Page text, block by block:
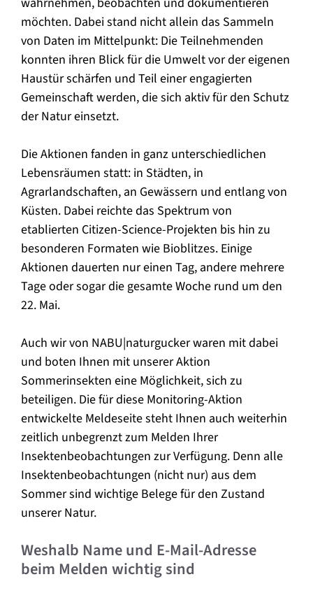
möchten. Dabei stand nicht allein das Sammeln
von Daten im Mittelpunkt: Die Teilnehmenden
konnten ihren Blick für die Umwelt vor der eigenen
Haustür schärfen und Teil einer engagierten
Gemeinschaft werden, die sich aktiv für den Schutz
der Natur einsetzt.
Die Aktionen fanden in ganz unterschiedlichen
Lebensräumen statt: in Städten, in
Agrarlandschaften, an Gewässern und entlang von
Küsten. Dabei reichte das Spektrum von
etablierten Citizen-Science-Projekten bis hin zu
besonderen Formaten wie Bioblitzes. Einige
Aktionen dauerten nur einen Tag, andere mehrere
Tage oder sogar die gesamte Woche rund um den
22. Mai.
Auch wir von NABU|naturgucker waren mit dabei
und boten Ihnen mit unserer Aktion
Sommerinsekten eine Möglichkeit, sich zu
beteiligen. Die für diese Monitoring-Aktion
entwickelte Meldeseite steht Ihnen auch weiterhin
zeitlich unbegrenzt zum Melden Ihrer
Insektenbeobachtungen zur Verfügung. Denn alle
Insektenbeobachtungen (nicht nur) aus dem
Sommer sind wichtige Belege für den Zustand
unserer Natur.
Weshalb Name und E-Mail-Adresse
beim Melden wichtig sind